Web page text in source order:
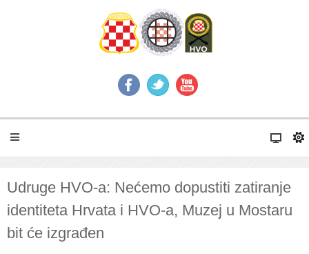
Udruge HVO-a: Nećemo dopustiti zatiranje
identiteta Hrvata i HVO-a, Muzej u Mostaru
bit će izgrađen